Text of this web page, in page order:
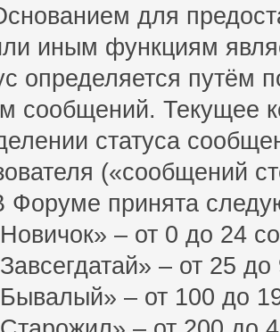
для
иным функциям
определяется путём
сообщений. Текущее
статуса
(«сообщений
Форуме принята
– от 0 до 24
– от 25 до
– от 100 до